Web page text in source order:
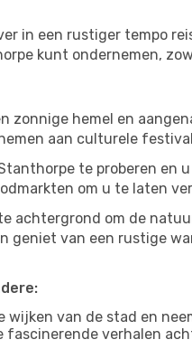
in een rustiger tempo
kunt ondernemen,
hemel en
aan culturele
te proberen en
om u te laten
achtergrond om de
van een rustige
wijken van de stad en
verhalen